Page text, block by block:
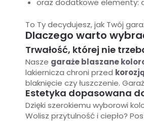
oraz dodatkowe elementy:
To Ty decydujesz, jak Twój
Dlaczego warto
Trwałość, której nie
Nasze garaże blaszane
lakiernicza chroni przed
blaknięcie czy łuszczenie.
Estetyka dopasowana
Dzięki szerokiemu wyborowi
Wolisz przytulność i ciepło?